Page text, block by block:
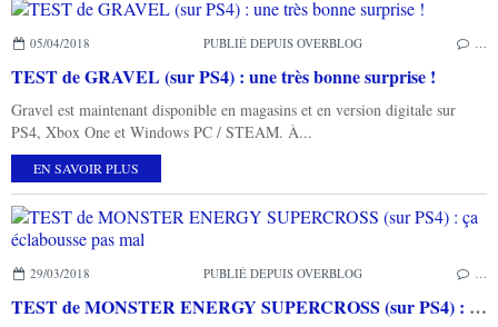
05/04/2018 PUBLIÉ DEPUIS OVERBLOG
TEST de GRAVEL (sur PS4) : une très bonne surprise !
Gravel est maintenant disponible en magasins et en version digitale sur
PS4, Xbox One et Windows PC / STEAM. À...
EN SAVOIR PLUS
29/03/2018 PUBLIÉ DEPUIS OVERBLOG
TEST de MONSTER ENERGY SUPERCROSS (sur PS4) : ça éclabousse pas mal